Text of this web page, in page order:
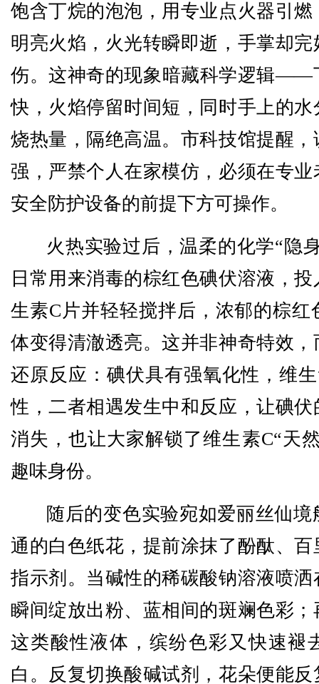
饱含丁烷的泡泡，用专业点火器引
明亮火焰，火光转瞬即逝，手掌却
伤。这神奇的现象暗藏科学逻辑——
快，火焰停留时间短，同时手上的
烧热量，隔绝高温。市科技馆提醒
强，严禁个人在家模仿，必须在专
安全防护设备的前提下方可操作。
火热实验过后，温柔的化学“隐
日常用来消毒的棕红色碘伏溶液，
生素C片并轻轻搅拌后，浓郁的棕红
体变得清澈透亮。这并非神奇特效
还原反应：碘伏具有强氧化性，维
性，二者相遇发生中和反应，让碘
消失，也让大家解锁了维生素C“天
趣味身份。
随后的变色实验宛如爱丽丝仙
通的白色纸花，提前涂抹了酚酞、
指示剂。当碱性的稀碳酸钠溶液喷
瞬间绽放出粉、蓝相间的斑斓色彩
这类酸性液体，缤纷色彩又快速褪
白。反复切换酸碱试剂，花朵便能